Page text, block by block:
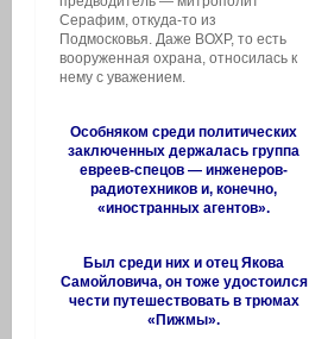
Серафим, откуда-то из
Подмосковья. Даже ВОХР, то есть
вооруженная охрана, относилась к
нему с уважением.
Особняком среди политических
заключенных держалась группа
евреев-спецов — инженеров-
радиотехников и, конечно,
«иностранных агентов».
Был среди них и отец Якова
Самойловича, он тоже удостоился
чести путешествовать в трюмах
«Пижмы».